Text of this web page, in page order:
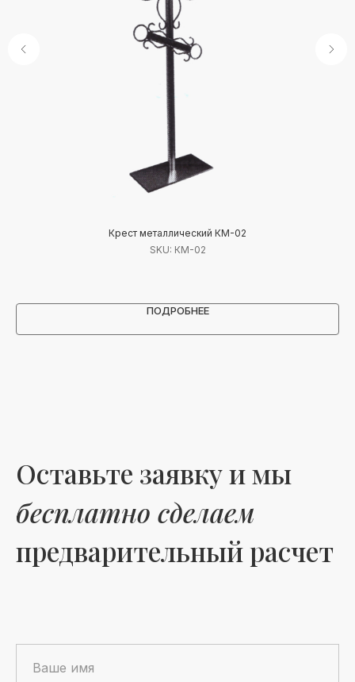
Крест металлический КМ-02
SKU: КМ-02
ПОДРОБНЕЕ
Оставьте заявку и мы
бесплатно сделаем
предварительный расчет